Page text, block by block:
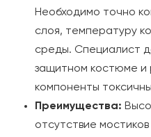
Необходимо точно
слоя, температуру
среды. Специалист
защитном костюме и
компоненты
Преимущества:
отсутствие